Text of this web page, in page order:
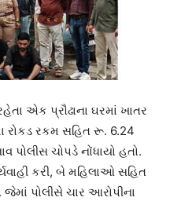
એક પ્રૌઢાના ઘરમાં ખાતર
રોકડ રકમ સહિત રૂ. 6.24
પોલીસ ચોપડે નોંધાયો હતો.
કરી, બે મહિલાઓ સહિત
પોલીસે ચાર આરોપીના